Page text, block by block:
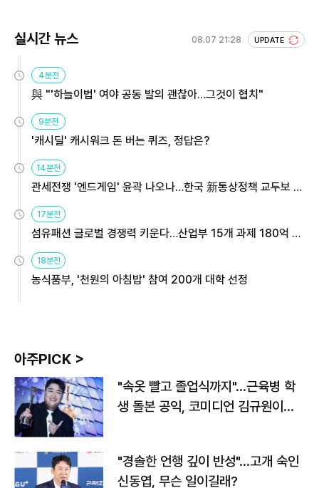
실시간 뉴스 08.07 21:28 UPDATE
4분전
與 "'하늘이법' 여야 공동 발의 괜찮아…그것이 협치"
9분전
'캐시딜' 캐시워크 돈 버는 퀴즈, 정답은?
14분전
관세전쟁 '엔드게임' 윤곽 나오나…한국 新통상정책 교두보 활
17분전
섬유패션 글로벌 경쟁력 키운다…산업부 15개 과제 180억 지
18분전
농식품부, '천원의 아침밥' 참여 200개 대학 선정
아주PICK >
"속옷 빨고 졸업식까지"…근육병 학
생 돌본 공익, 코미디언 김규원이었
"경솔한 언행 깊이 반성"…고개 숙인
신동엽, 무슨 일이길래?